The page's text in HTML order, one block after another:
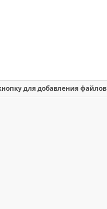
для добавления файлов